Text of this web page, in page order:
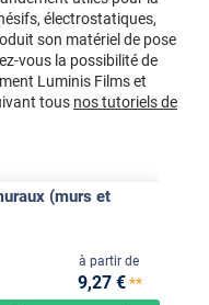
électrostatiques,
son matériel de pose
vous la possibilité de
Luminis Films et
tous nos tutoriels de
(murs et
à partir de
9,27 €**